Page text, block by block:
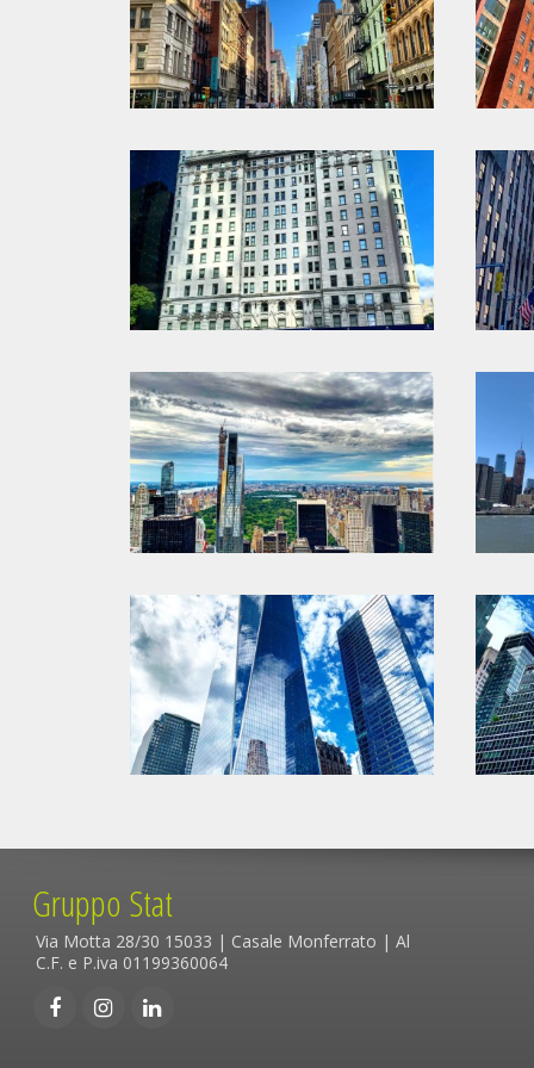
Gruppo Stat
Via Motta 28/30 15033 | Casale Monferrato | Al
C.F. e P.iva 01199360064